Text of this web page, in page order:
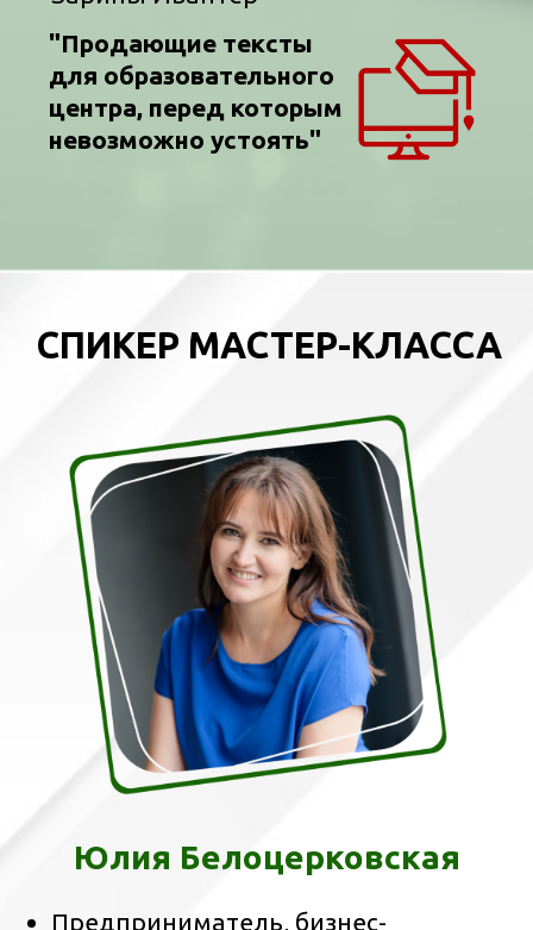
Спикер отраслевых конференций,
автор обучающих курсов по
интернет-маркетингу и продажам.
ЗАРЕГИСТРИРОВАТЬСЯ НА
МАСТЕР-КЛАСС